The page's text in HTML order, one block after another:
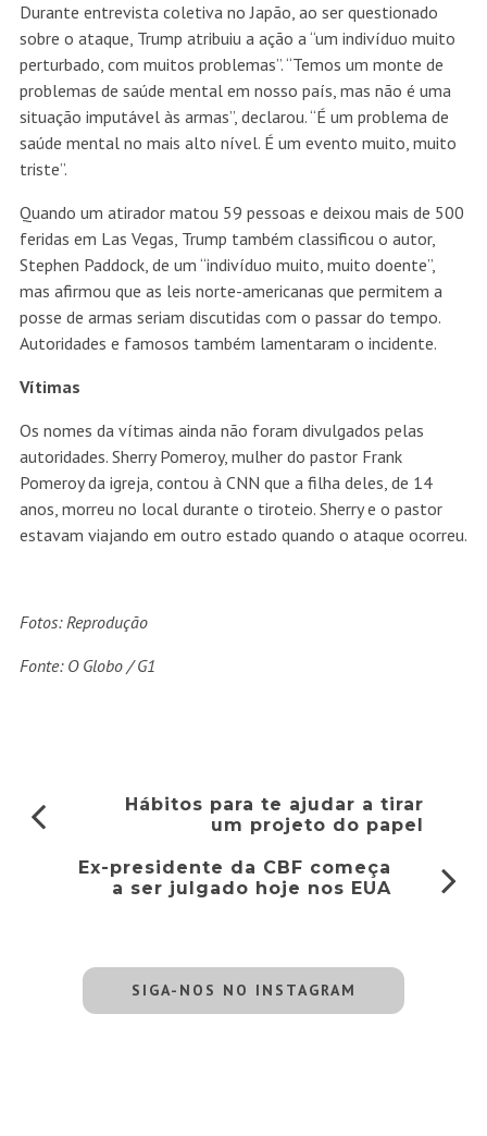
Durante entrevista coletiva no Japão, ao ser questionado
sobre o ataque, Trump atribuiu a ação a “um indivíduo muito
perturbado, com muitos problemas”. “Temos um monte de
problemas de saúde mental em nosso país, mas não é uma
situação imputável às armas”, declarou. “É um problema de
saúde mental no mais alto nível. É um evento muito, muito
triste”.
Quando um atirador matou 59 pessoas e deixou mais de 500
feridas em Las Vegas, Trump também classificou o autor,
Stephen Paddock, de um “indivíduo muito, muito doente”,
mas afirmou que as leis norte-americanas que permitem a
posse de armas seriam discutidas com o passar do tempo.
Autoridades e famosos também lamentaram o incidente.
Vítimas
Os nomes da vítimas ainda não foram divulgados pelas
autoridades. Sherry Pomeroy, mulher do pastor Frank
Pomeroy da igreja, contou à CNN que a filha deles, de 14
anos, morreu no local durante o tiroteio. Sherry e o pastor
estavam viajando em outro estado quando o ataque ocorreu.
Fotos: Reprodução
Fonte: O Globo / G1
Hábitos para te ajudar a tirar
um projeto do papel
Ex-presidente da CBF começa
a ser julgado hoje nos EUA
SIGA-NOS NO INSTAGRAM